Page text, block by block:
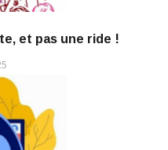
et pas une ride !